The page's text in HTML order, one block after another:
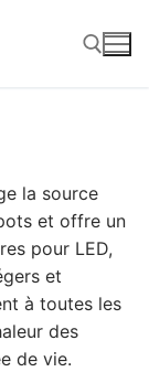
la source
et offre un
pour LED,
et
à toutes les
des
de vie.